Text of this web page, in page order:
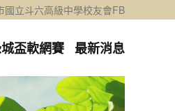
國立斗六高級中學校友會FB
盃軟網賽 最新消息